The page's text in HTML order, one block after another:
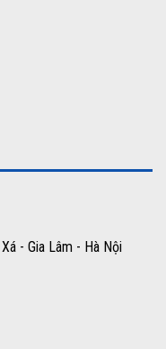
- Gia Lâm - Hà Nội